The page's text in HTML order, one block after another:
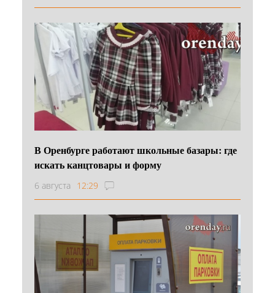
В Оренбурге работают школьные базары: где
искать канцтовары и форму
6 августа 12:29